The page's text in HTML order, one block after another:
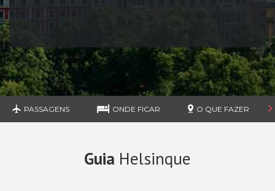
PASSAGENS ONDE FICAR O QUE FAZER
Guia Helsinque